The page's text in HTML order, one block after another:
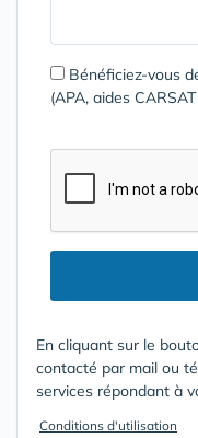
Bénéficiez-vous
(APA, aides
En cliquant sur le
contacté par mail ou
services répondant à
Conditions d'utilisation